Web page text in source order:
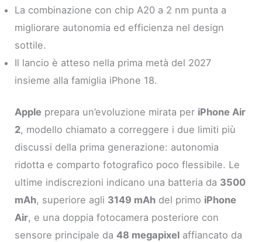
La combinazione con chip A20 a 2 nm punta a
migliorare autonomia ed efficienza nel design
sottile.
Il lancio è atteso nella prima metà del 2027
insieme alla famiglia iPhone 18.
Apple prepara un’evoluzione mirata per iPhone Air
2, modello chiamato a correggere i due limiti più
discussi della prima generazione: autonomia
ridotta e comparto fotografico poco flessibile. Le
ultime indiscrezioni indicano una batteria da 3500
mAh, superiore agli 3149 mAh del primo iPhone
Air, e una doppia fotocamera posteriore con
sensore principale da48 megapixel affiancato da